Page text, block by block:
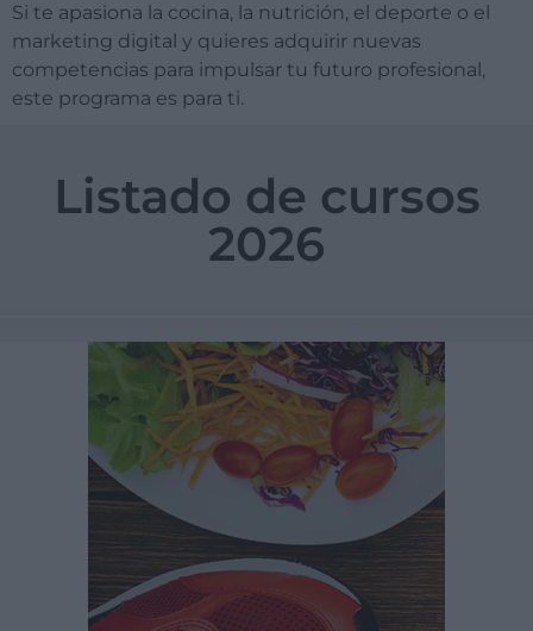
Si te apasiona la cocina, la nutrición, el deporte o el
marketing digital y quieres adquirir nuevas
competencias para impulsar tu futuro profesional,
este programa es para ti.
Listado de cursos
2026